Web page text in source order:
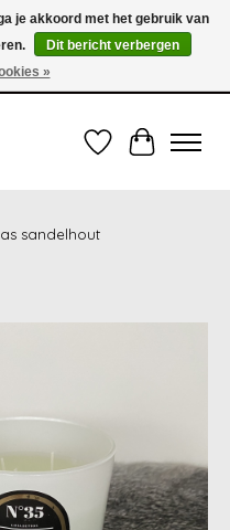
VERZENDING VANAF 35,00€
IN DE WINKEL OOK
Verlanglijst
sandelhout
je akkoord met het gebruik van
Dit bericht verbergen
»